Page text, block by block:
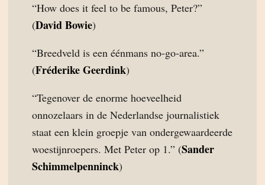
“How does it feel to be famous, Peter?”
(David Bowie)
“Breedveld is een éénmans no-go-area.”
(Fréderike Geerdink)
“Tegenover de enorme hoeveelheid
onnozelaars in de Nederlandse journalistiek
staat een klein groepje van ondergewaardeerde
woestijnroepers. Met Peter op 1.” (Sander
Schimmelpenninck)